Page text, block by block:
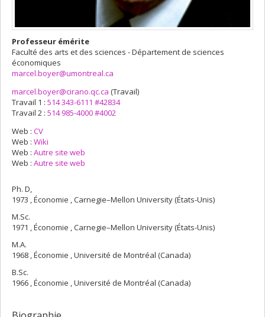
Professeur émérite
Faculté des arts et des sciences - Département de sciences
économiques
marcel.boyer@umontreal.ca
Courriels
marcel.boyer@cirano.qc.ca (Travail)
Travail 1 : 514 343-6111 #42834
Travail 2 : 514 985-4000 #4002
Web : CV
Web : Wiki
Web : Autre site web
Web : Autre site web
Ph. D,
1973 , Économie , Carnegie–Mellon University (États-Unis)
M.Sc.
1971 , Économie , Carnegie–Mellon University (États-Unis)
M.A.
1968 , Économie , Université de Montréal (Canada)
B.Sc.
1966 , Économie , Université de Montréal (Canada)